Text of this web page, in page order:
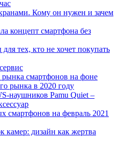
Кому он нужен и зачем
концепт смартфона без
тех, кто не хочет покупать
рынка смартфонов на фоне
рынка в 2020 году
наушников Pamu Quiet –
смартфонов на февраль 2021
дизайн как жертва